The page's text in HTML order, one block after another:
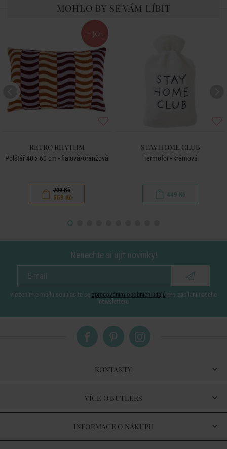
MOHLO BY SE VÁM LÍBIT
-30 %
RETRO RHYTHM
Polštář 40 x 60 cm - fialová/oranžová
799 Kč
559 Kč
STAY HOME CLUB
Termofor - krémová
449 Kč
Nenechte si ujít novinky!
vložením e-mailu souhlasíte se zpracováním osobních údajů pro zasílání našeho
newsletteru
KONTAKTY
VÍCE O BUTLERS
INFORMACE O NÁKUPU